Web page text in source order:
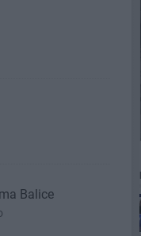
Balice